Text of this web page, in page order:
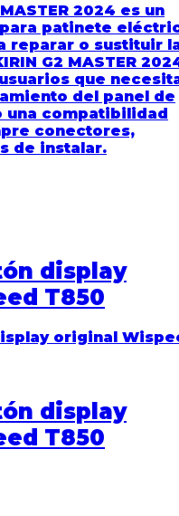
2024 es un
patinete
reparar o sustituir
G2 MASTER
que
del panel de
una compatibilidad
conectores,
de instalar.
display
T850
display
T850